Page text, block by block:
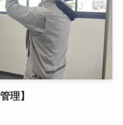
理】